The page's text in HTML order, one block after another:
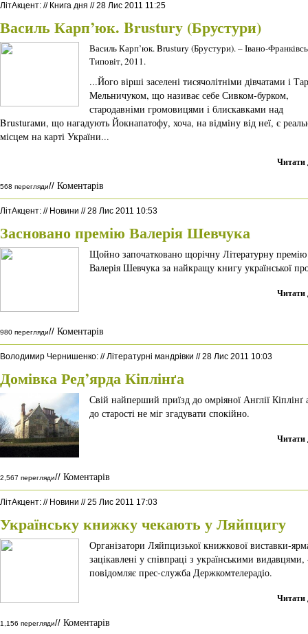
ЛітАкцент: // Книга дня //28 Лис 2011 11:25
Василь Карп’юк. Brustury (Брустури)
Василь Карп’юк. Brustury (Брустури). – Івано-
Типовіт, 2011.
...Його вірші заселені тисячолітніми дівчатами і
Мельничуком, що називає себе Сивком-бурком,
стародавніми громовицями і блискавками над
Brusturами, що нагадують Йокнапатофу, хоча, на відміну від неї, є
місцем на карті України...
Читати
568 перегляди// Коментарів
ЛітАкцент: // Новини //28 Лис 2011 10:53
Засновано премію Валерія Шевчука
Щойно започатковано щорічну Літературну премію
Валерія Шевчука за найкращу книгу української
Читати
980 перегляди// Коментарів
Володимир Чернишенко: //Літературні мандрівки //28 Лис 2011 10:03
Домівка Ред’ярда Кіплінґа
Свій найперший приїзд до омріяної Англії Кіплінґ
до старості не міг згадувати спокійно.
Читати
2,567 перегляди// Коментарів
ЛітАкцент: // Новини //25 Лис 2011 17:03
Українську книжку чекають у Ляйпцигу
Організатори Ляйпцизької книжкової виставки-
зацікавлені у співпраці з українськими
повідомляє прес-служба Держкомтелерадіо.
Читати
1,156 перегляди// Коментарів